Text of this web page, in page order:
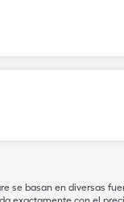
se basan en diversas